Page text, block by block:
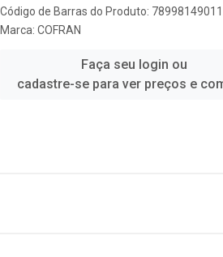
Código de Barras do Produto:
Marca: COFRAN
Faça seu login ou
cadastre-se para ver preços e